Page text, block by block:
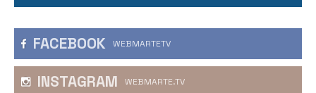
FACEBOOK WEBMARTETV
INSTAGRAM WEBMARTE.TV